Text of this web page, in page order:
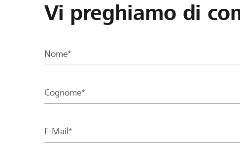
Vi preghiamo di
Nome*
Cognome*
E-Mail*